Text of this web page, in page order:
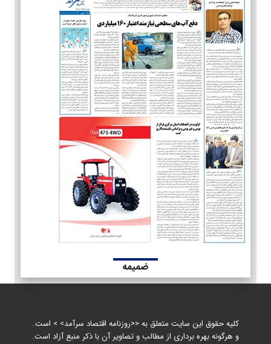
ضمیمه
کلیه حقوق این سایت متعلق به <<روزنامه اقتصاد سرآمد> > است.
و هرگونه بهره برداری از مطالب و تصاویر آن با ذکر منبع آزاد است.